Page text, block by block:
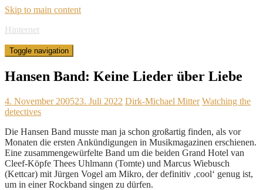
Skip to main content
Hinternet
Toggle navigation
Hansen Band: Keine Lieder über Liebe
4. November 200523. Juli 2022 Dirk-Michael Mitter Watching the
detectives
Die Hansen Band musste man ja schon großartig finden, als vor
Monaten die ersten Ankündigungen in Musikmagazinen erschienen.
Eine zusammengewürfelte Band um die beiden Grand Hotel van
Cleef-Köpfe Thees Uhlmann (Tomte) und Marcus Wiebusch
(Kettcar) mit Jürgen Vogel am Mikro, der definitiv ‚cool‘ genug ist,
um in einer Rockband singen zu dürfen.